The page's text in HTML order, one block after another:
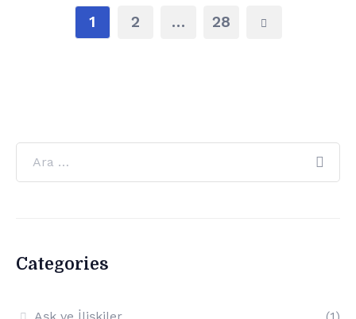
1 2 … 28
Categories